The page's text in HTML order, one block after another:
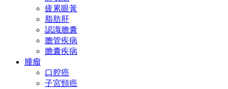
疲累眼黃
脂肪肝
認識膽囊
膽管疾病
膽囊疾病
腫瘤
口腔癌
子宮頸癌